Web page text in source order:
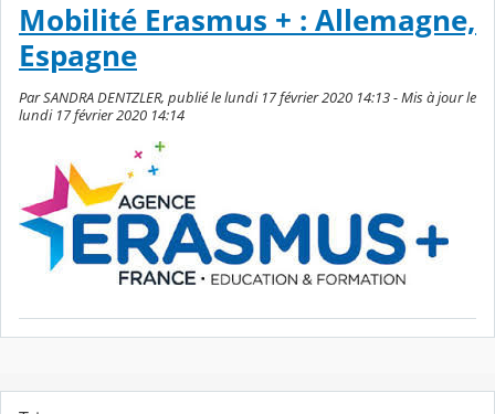
Mobilité Erasmus + : Allemagne,
Espagne
Par SANDRA DENTZLER, publié le lundi 17 février 2020 14:13 - Mis à jour le
lundi 17 février 2020 14:14